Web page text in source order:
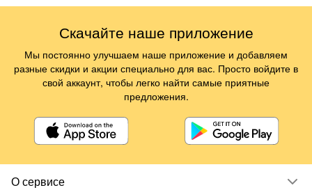
О сервисе
Скачайте наше приложение
Мы постоянно улучшаем наше приложение и добавляем
разные скидки и акции специально для вас. Просто войдите в
свой аккаунт, чтобы легко найти самые приятные
предложения.